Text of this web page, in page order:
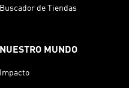
Buscador de Tiendas
NUESTRO MUNDO
Impacto